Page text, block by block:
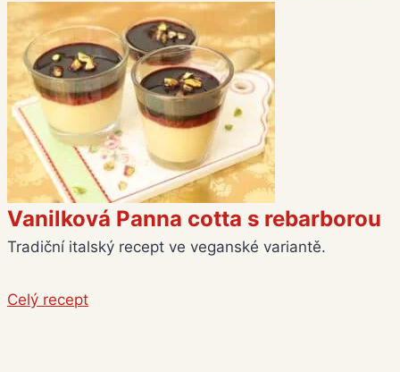
Vanilková Panna cotta s rebarborou
Tradiční italský recept ve veganské variantě.
Celý recept